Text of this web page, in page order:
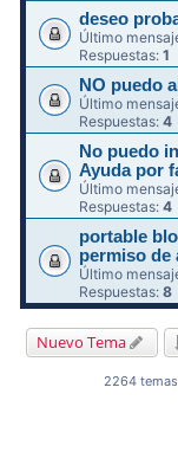
deseo
Último
Respuestas:1
NO puedo
Último
Respuestas:4
No puedo
Ayuda por
Último
Respuestas:4
portable
permiso de
Último
Respuestas:8
Nuevo Tema
2264 temas